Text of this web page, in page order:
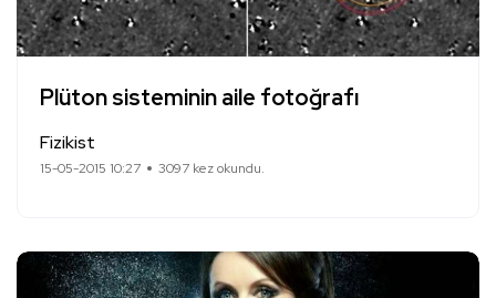
Plüton sisteminin aile fotoğrafı
Fizikist
15-05-2015 10:27 3097 kez okundu.